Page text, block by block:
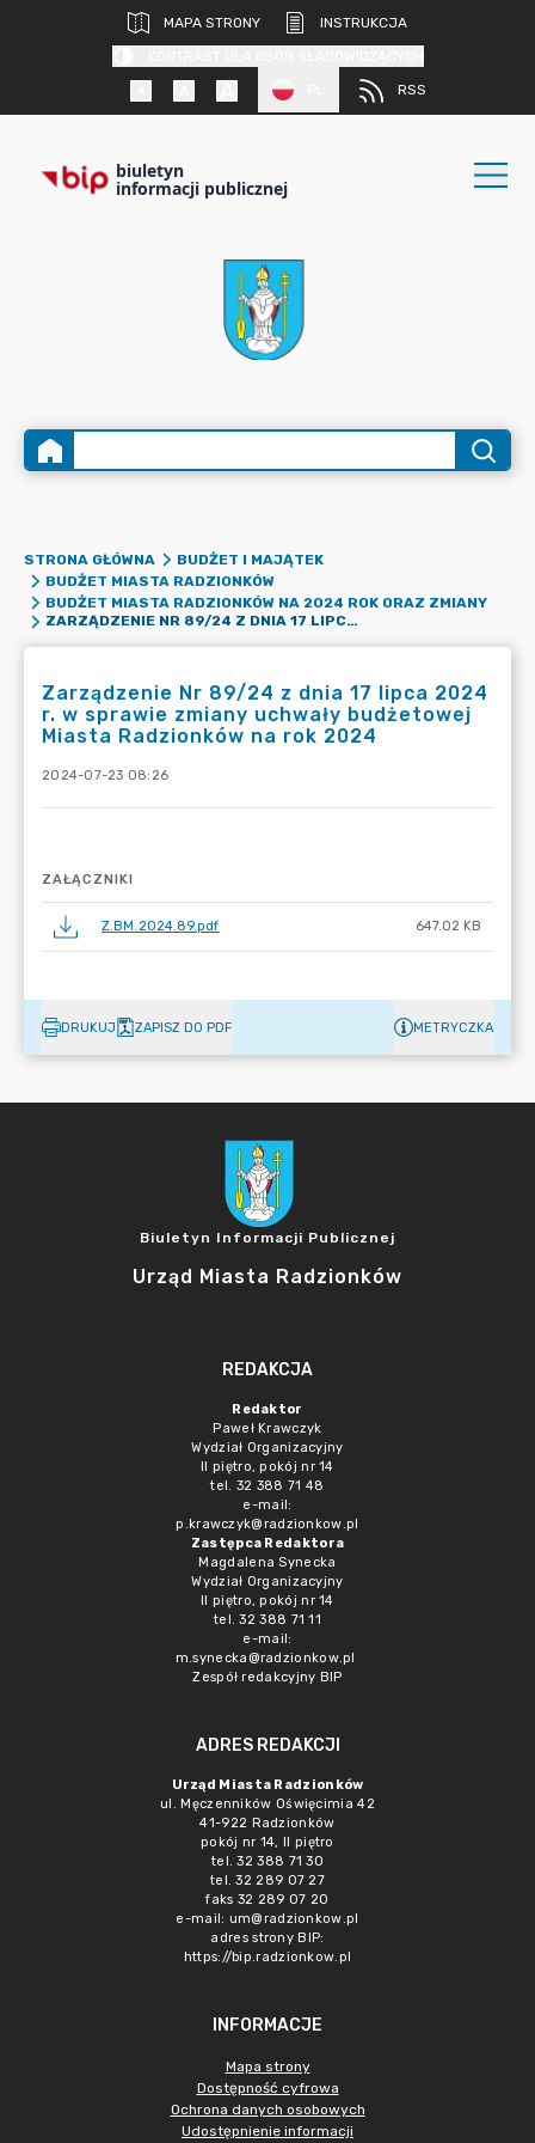
MAPA STRONY
INSTRUKCJA
RSS
biuletyn
informacji publicznej
STRONA GŁÓWNA
BUDŻET I MAJĄTEK
BUDŻET MIASTA RADZIONKÓW
BUDŻET MIASTA RADZIONKÓW NA 2024 ROK ORAZ ZMIANY
ZARZĄDZENIE NR 89/24 Z DNIA 17 LIPCA 2024 R. W SPRAWIE ZMIANY UCHWAŁY BUDŻETOWEJ MIASTA RADZIONKÓW NA ROK 2024
Zarządzenie Nr 89/24 z dnia 17 lipca 2024
r. w sprawie zmiany uchwały budżetowej
Miasta Radzionków na rok 2024
2024-07-23 08:26
ZAŁĄCZNIKI
Z.BM.2024.89.pdf 647.02 KB
DRUKUJ ZAPISZ DO PDF METRYCZKA
Biuletyn Informacji Publicznej
Urząd Miasta Radzionków
REDAKCJA
Redaktor
Paweł Krawczyk
Wydział Organizacyjny
II piętro, pokój nr 14
tel. 32 388 71 48
e-mail:
p.krawczyk@radzionkow.pl
Zastępca Redaktora
Magdalena Synecka
Wydział Organizacyjny
II piętro, pokój nr 14
tel. 32 388 71 11
e-mail:
m.synecka@radzionkow.pl
Zespół redakcyjny BIP
ADRES REDAKCJI
Urząd Miasta Radzionków
ul. Męczenników Oświęcimia 42
41-922 Radzionków
pokój nr 14, II piętro
tel. 32 388 71 30
tel. 32 289 07 27
faks 32 289 07 20
e-mail: um@radzionkow.pl
adres strony BIP:
https://bip.radzionkow.pl
INFORMACJE
Mapa strony
Dostępność cyfrowa
Ochrona danych osobowych
Udostępnienie informacji